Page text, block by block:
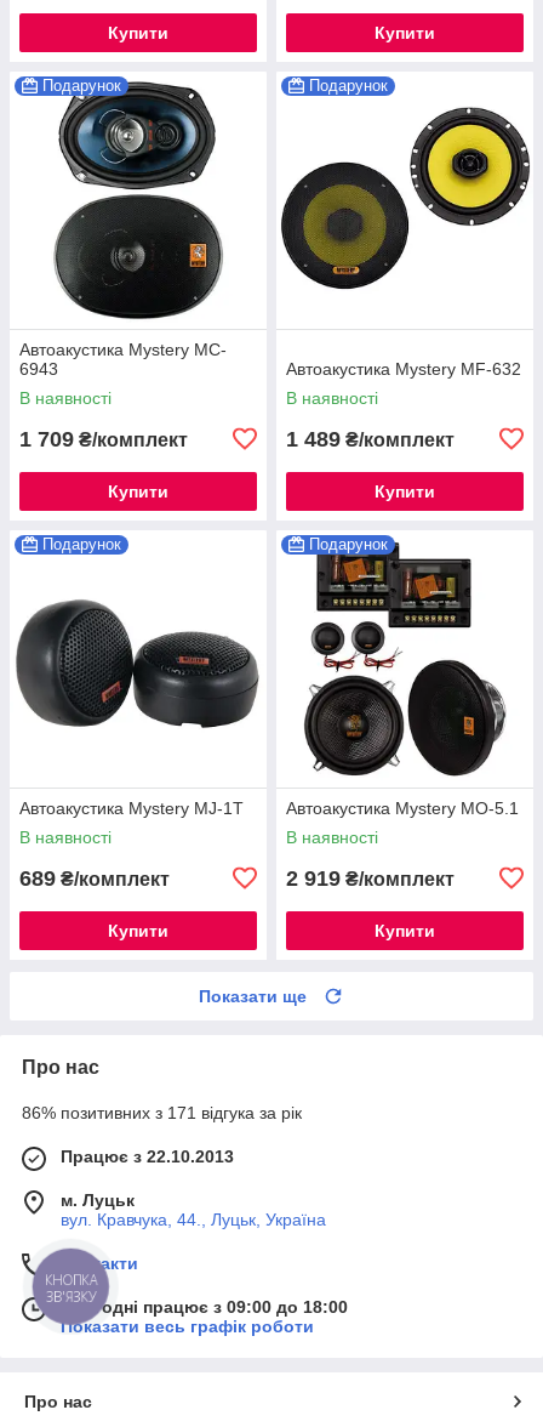
Купити Купити
Подарунок
Автоакустика Mystery MC-
6943
В наявності
1 709 ₴/комплект
Купити
Подарунок
Автоакустика Mystery MF-632
В наявності
1 489 ₴/комплект
Купити
Подарунок
Автоакустика Mystery MJ-1T
В наявності
689 ₴/комплект
Купити
Подарунок
Автоакустика Mystery MO-5.1
В наявності
2 919 ₴/комплект
Купити
Показати ще
Про нас
86% позитивних з 171 відгука за рік
Працює з 22.10.2013
м. Луцьк
вул. Кравчука, 44., Луцьк, Україна
Контакти
Сьогодні працює з 09:00 до 18:00
Показати весь графік роботи
Про нас
КНОПКА
ЗВ'ЯЗКУ